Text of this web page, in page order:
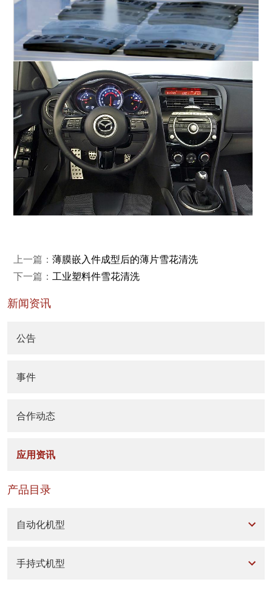
上一篇： 薄膜嵌入件成型后的薄片雪花清洗
下一篇： 工业塑料件雪花清洗
新闻资讯
公告
事件
合作动态
应用资讯
产品目录
自动化机型
手持式机型